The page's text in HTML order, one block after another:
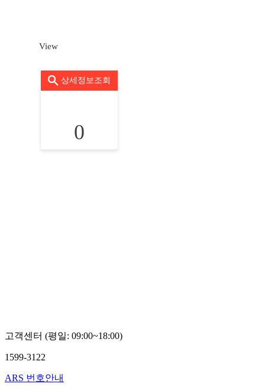
View
상세정보조회
0
고객센터 (평일: 09:00~18:00)
1599-3122
ARS 번호안내